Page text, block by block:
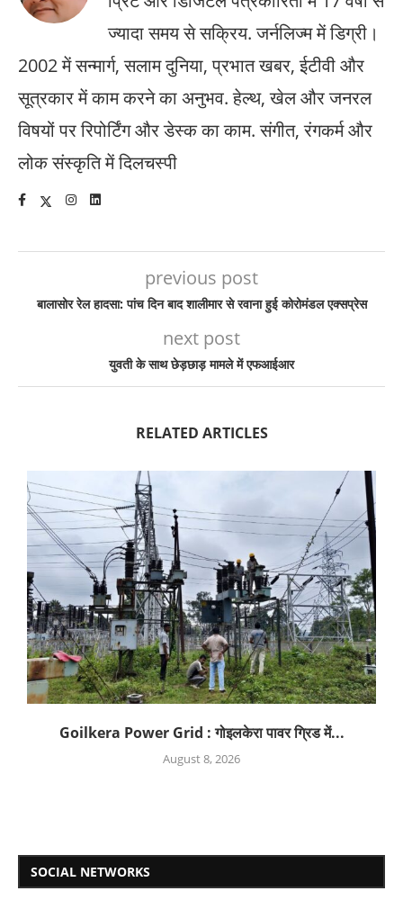
ज्यादा समय से सक्रिय. जर्नलिज्म में डिग्री।
2002 में सन्मार्ग, सलाम दुनिया, प्रभात खबर, ईटीवी और
सूत्रकार में काम करने का अनुभव. हेल्थ, खेल और जनरल
विषयों पर रिपोर्टिंग और डेस्क का काम. संगीत, रंगकर्म और
लोक संस्कृति में दिलचस्पी
previous post
बालासोर रेल हादसा: पांच दिन बाद शालीमार से रवाना हुई कोरोमंडल एक्सप्रेस
next post
युवती के साथ छेड़छाड़ मामले में एफआईआर
RELATED ARTICLES
Goilkera Power Grid : गोइलकेरा पावर ग्रिड में...
August 8, 2026
SOCIAL NETWORKS